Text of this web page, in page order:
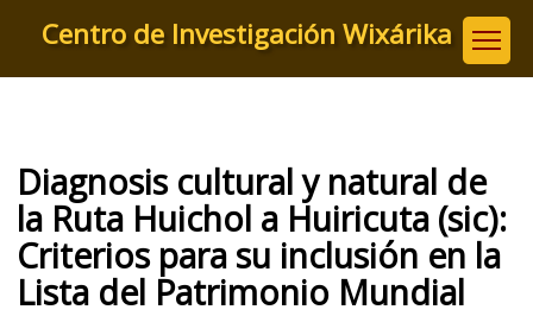
principal
Centro de Investigación Wixárika
Diagnosis cultural y natural de
la Ruta Huichol a Huiricuta (sic):
Criterios para su inclusión en la
Lista del Patrimonio Mundial